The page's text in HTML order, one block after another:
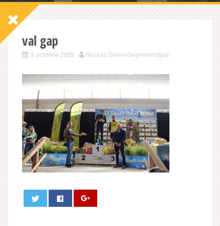
val gap
5 octobre 2025 Nicolas Delmi-Deyirmendjian